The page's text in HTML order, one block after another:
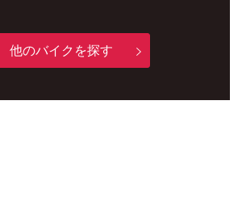
他のバイクを探す